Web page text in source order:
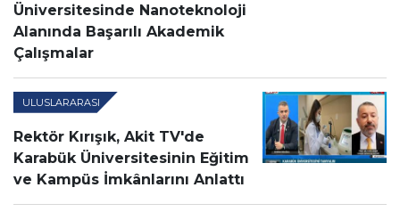
Üniversitesinde Nanoteknoloji
Alanında Başarılı Akademik
Çalışmalar
ULUSLARARASI
Rektör Kırışık, Akit TV'de
Karabük Üniversitesinin Eğitim
ve Kampüs İmkânlarını Anlattı